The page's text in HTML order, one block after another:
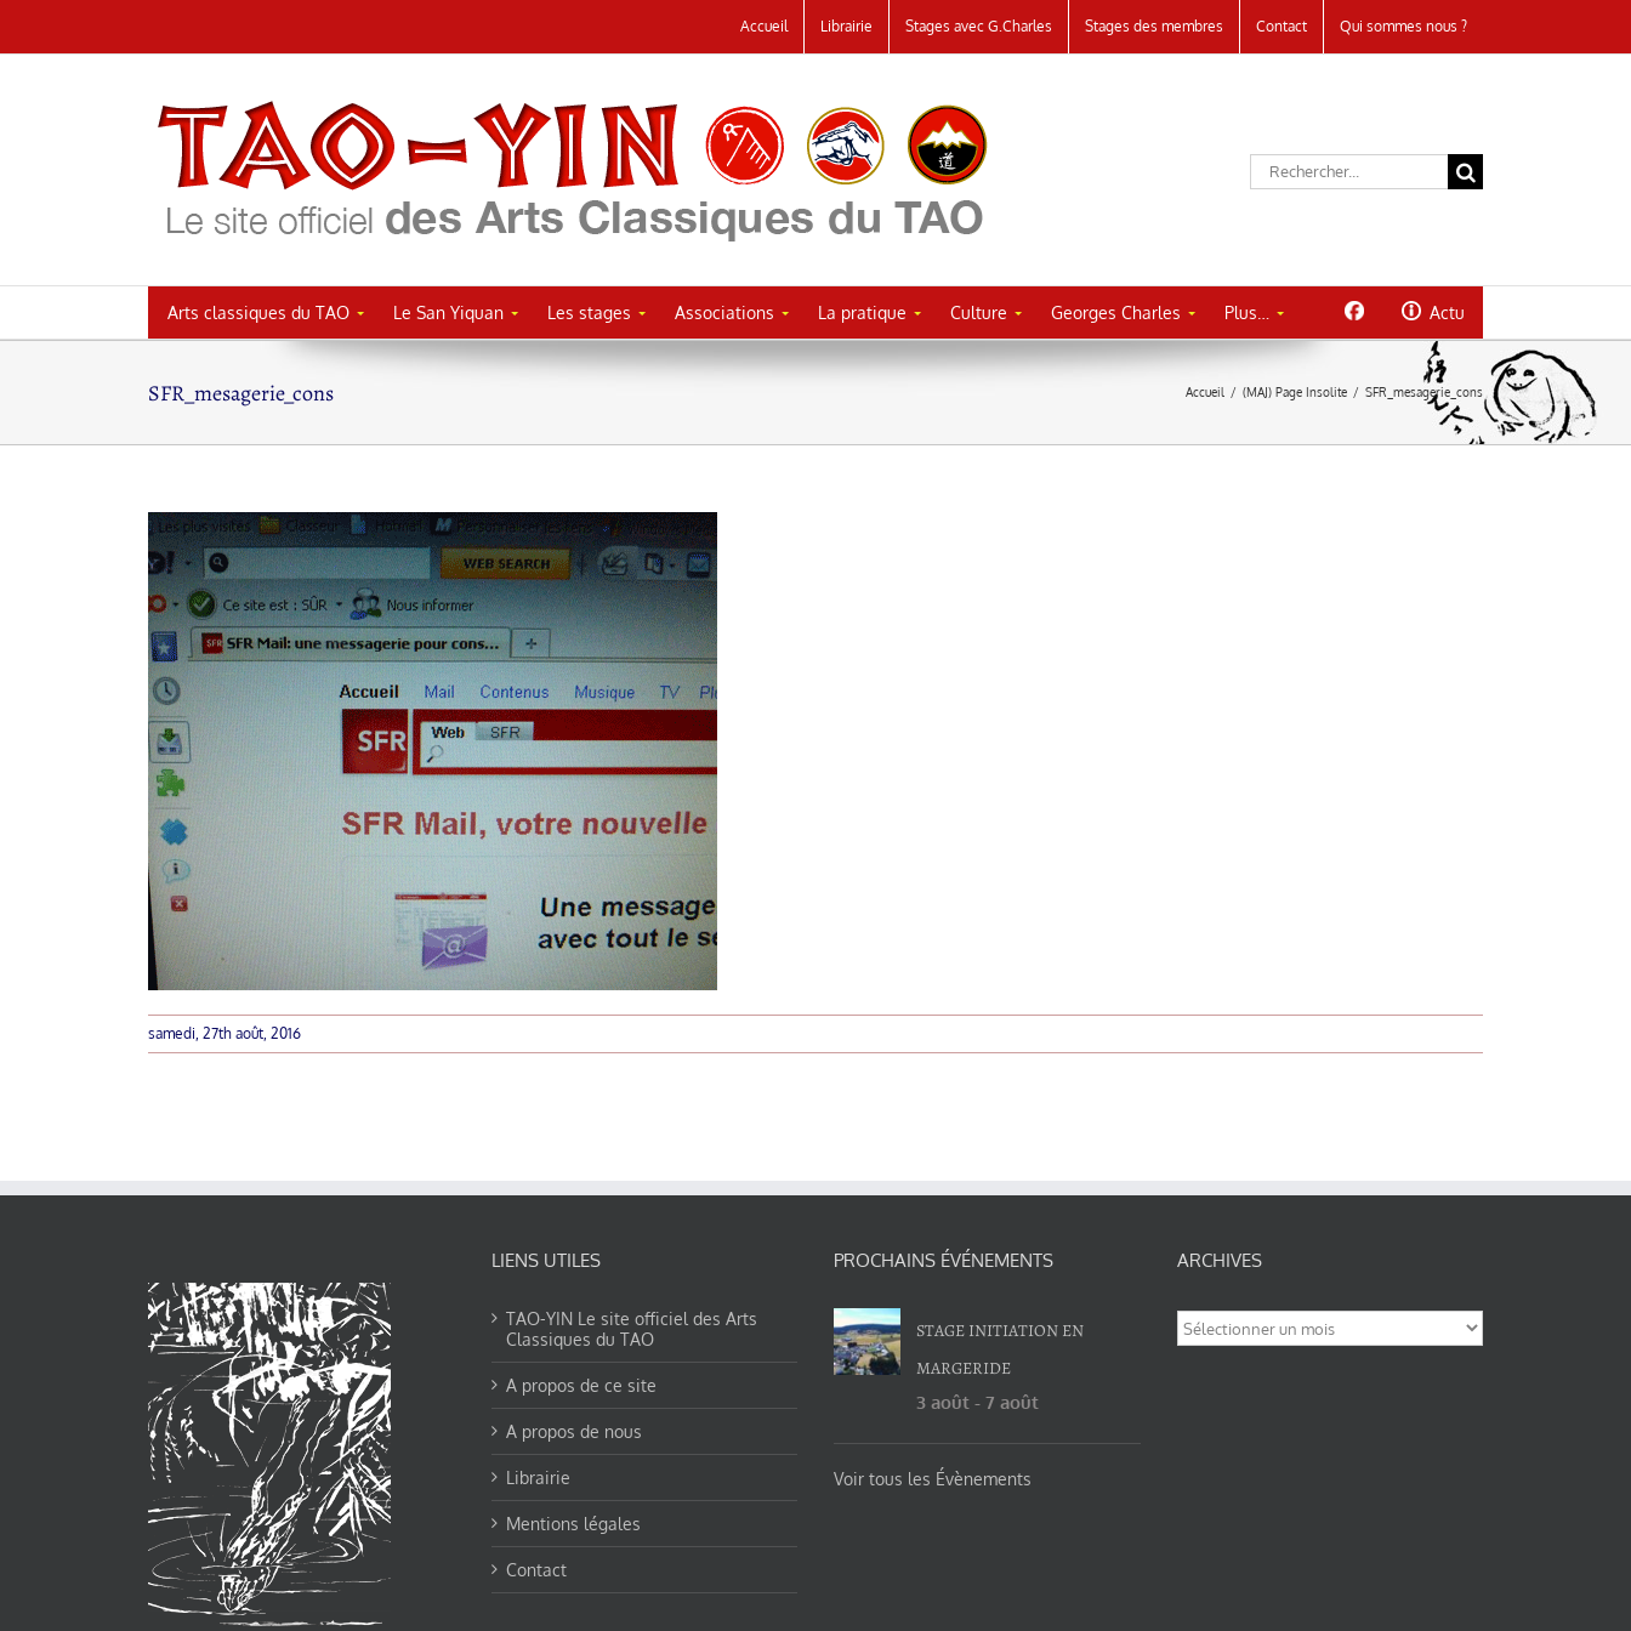
au
Accueil Librairie Stages avec G.Charles Stages des membres Contact Qui sommes nous ?
Rechercher:
Arts classiques du TAO Le San Yiquan Les stages Associations La pratique Culture Georges Charles Plus… Actu
SFR_mesagerie_cons Accueil / (MAJ) Page Insolite / SFR_mesagerie_cons
samedi, 27th août, 2016
LIENS UTILES
TAO-YIN Le site officiel des Arts
Classiques du TAO
A propos de ce site
A propos de nous
Librairie
Mentions légales
Contact
PROCHAINS ÉVÉNEMENTS
STAGE INITIATION EN
MARGERIDE
3 août -7 août
Voir tous les Évènements
ARCHIVES
Archives